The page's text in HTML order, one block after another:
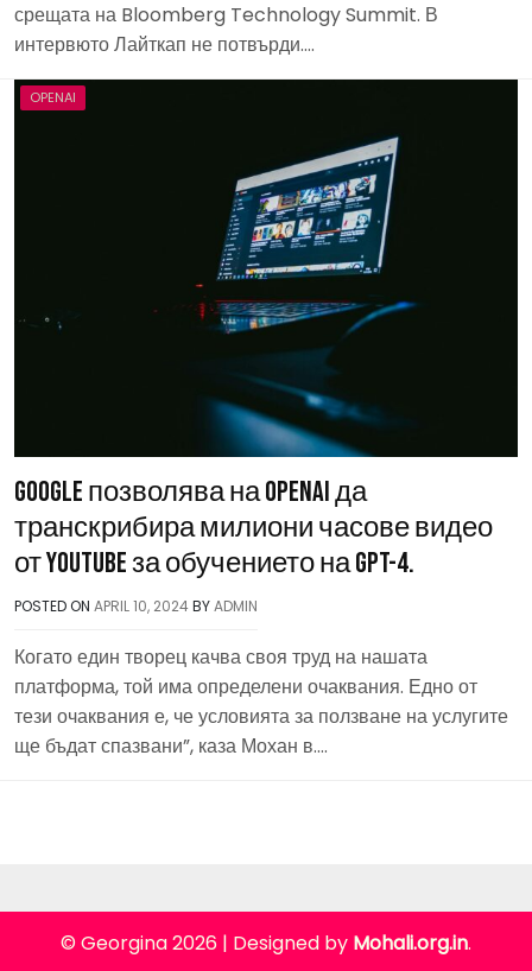
срещата на Bloomberg Technology Summit. В
интервюто Лайткап не потвърди….
OPENAI
Google позволява на OpenAI да
транскрибира милиони часове видео
от YouTube за обучението на GPT-4.
POSTED ON APRIL 10, 2024BYADMIN
Когато един творец качва своя труд на нашата
платформа, той има определени очаквания. Едно от
тези очаквания е, че условията за ползване на услугите
ще бъдат спазвани”, каза Мохан в….
© Georgina 2026 | Designed by Mohali.org.in.